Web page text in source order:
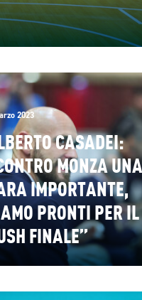
2023
CASADEI:
MONZA UNA
IMPORTANTE,
PRONTI PER IL
FINALE”